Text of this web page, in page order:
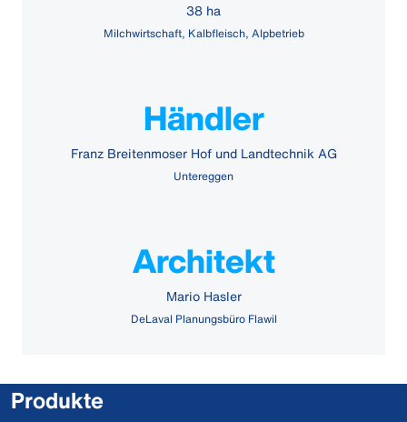
38 ha
Milchwirtschaft, Kalbfleisch, Alpbetrieb
Händler
Franz Breitenmoser Hof und Landtechnik AG
Untereggen
Architekt
Mario Hasler
DeLaval Planungsbüro Flawil
Produkte